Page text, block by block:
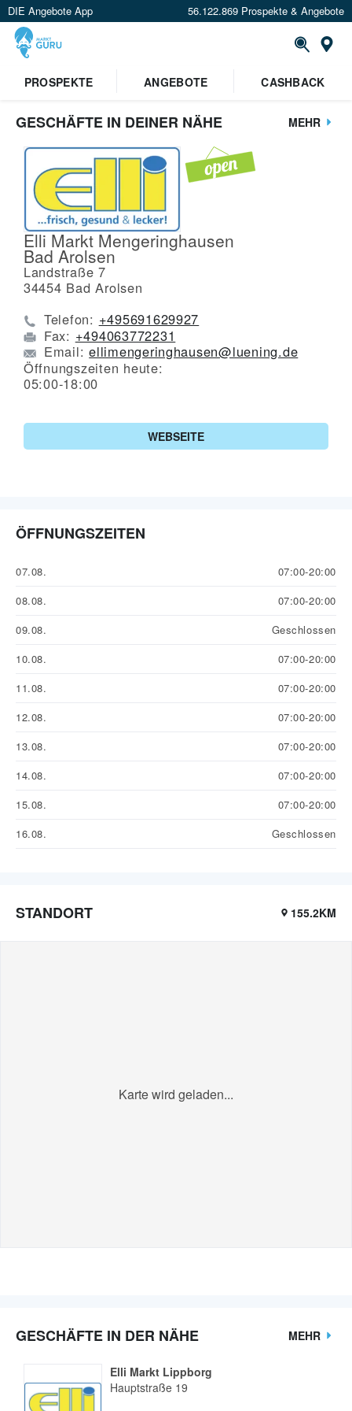
DIE Angebote App 56.122.869 Prospekte & Angebote
PROSPEKTE
ANGEBOTE CASHBACK
GESCHÄFTE IN DEINER NÄHE MEHR
Elli Markt Mengeringhausen
Bad Arolsen
Landstraße 7
34454 Bad Arolsen
Telefon: +495691629927
Fax: +494063772231
Email:ellimengeringhausen@luening.de
Öffnungszeiten heute:
05:00-18:00
WEBSEITE
ÖFFNUNGSZEITEN
07.08.
07:00-20:00
08.08.
07:00-20:00
09.08.
Geschlossen
10.08.
07:00-20:00
11.08.
07:00-20:00
12.08.
07:00-20:00
13.08.
07:00-20:00
14.08.
07:00-20:00
15.08.
07:00-20:00
16.08.
Geschlossen
STANDORT 155.2KM
Karte wird geladen...
GESCHÄFTE IN DER NÄHE MEHR
Elli Markt Lippborg
Hauptstraße 19